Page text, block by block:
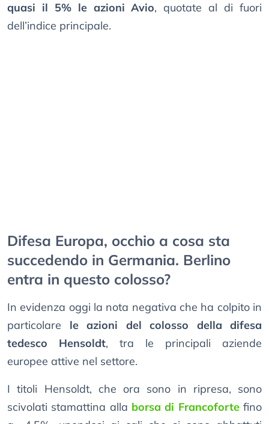
quasi il 5% le azioni Avio, quotate al di fuori
dell’indice principale.
Difesa Europa, occhio a cosa sta
succedendo in Germania. Berlino
entra in questo colosso?
In evidenza oggi la nota negativa che ha colpito in
particolare le azioni del colosso della difesa
tedesco Hensoldt, tra le principali aziende
europee attive nel settore.
I titoli Hensoldt, che ora sono in ripresa, sono
scivolati stamattina alla borsa di Francofortefino